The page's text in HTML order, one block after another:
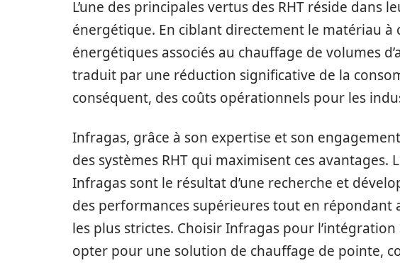
L’une des principales vertus des RHT réside dans
énergétique. En ciblant directement le matériau à
énergétiques associés au chauffage de volumes
traduit par une réduction significative de la
conséquent, des coûts opérationnels pour les
Infragas, grâce à son expertise et son
des systèmes RHT qui maximisent ces avantages.
Infragas sont le résultat d’une recherche et
des performances supérieures tout en répondant
les plus strictes. Choisir Infragas pour
opter pour une solution de chauffage de pointe,